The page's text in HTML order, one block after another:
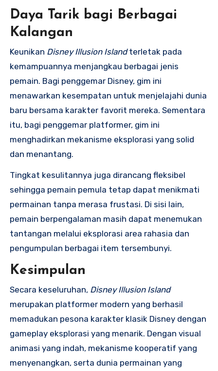
Daya Tarik bagi Berbagai
Kalangan
Keunikan Disney Illusion Islandterletak pada
kemampuannya menjangkau berbagai jenis
pemain. Bagi penggemar Disney, gim ini
menawarkan kesempatan untuk menjelajahi dunia
baru bersama karakter favorit mereka. Sementara
itu, bagi penggemar platformer, gim ini
menghadirkan mekanisme eksplorasi yang solid
dan menantang.
Tingkat kesulitannya juga dirancang fleksibel
sehingga pemain pemula tetap dapat menikmati
permainan tanpa merasa frustasi. Di sisi lain,
pemain berpengalaman masih dapat menemukan
tantangan melalui eksplorasi area rahasia dan
pengumpulan berbagai item tersembunyi.
Kesimpulan
Secara keseluruhan, Disney Illusion Island
merupakan platformer modern yang berhasil
memadukan pesona karakter klasik Disney dengan
gameplay eksplorasi yang menarik. Dengan visual
animasi yang indah, mekanisme kooperatif yang
menyenangkan, serta dunia permainan yang